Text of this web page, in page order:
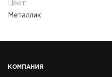
Цвет:
Металлик
КОМПАНИЯ